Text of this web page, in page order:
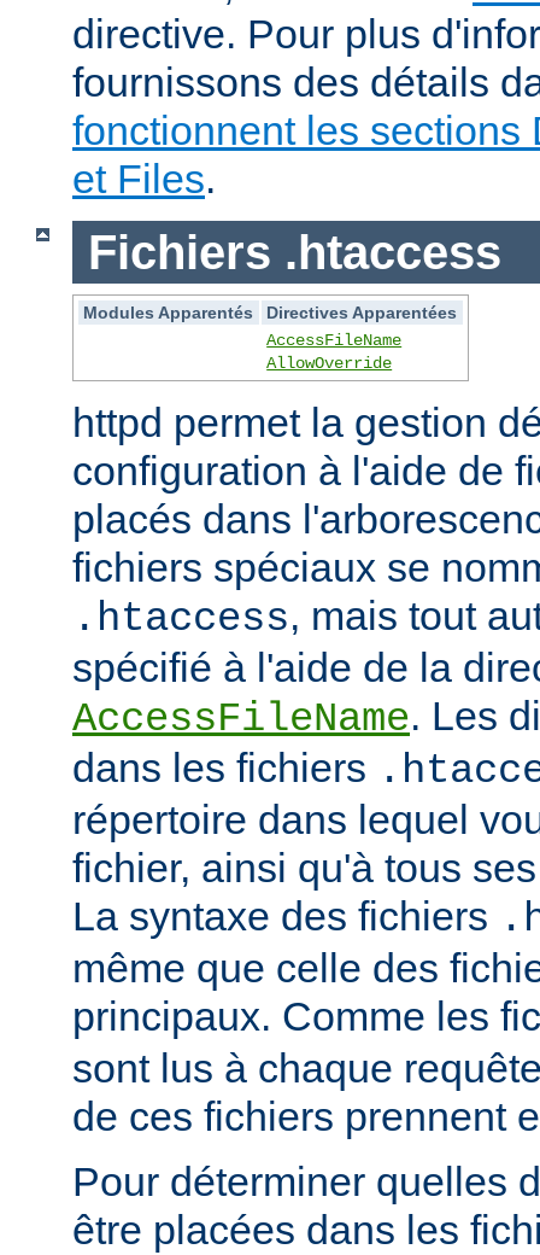
directive. Pour plus
fournissons des détails
fonctionnent les sections
et Files.
Fichiers .htaccess
Modules Apparentés
Directives Apparentées
AccessFileName
AllowOverride
httpd permet la gestion
configuration à l'aide de
placés dans
fichiers spéciaux se
.htaccess, mais tout
spécifié à l'aide de la
AccessFileName. Les
dans les fichiers
répertoire dans lequel
fichier, ainsi qu'à tous
La syntaxe des fichiers
même que celle des
principaux. Comme les
sont lus à chaque
de ces fichiers prennent
Pour déterminer quelles
être placées dans les